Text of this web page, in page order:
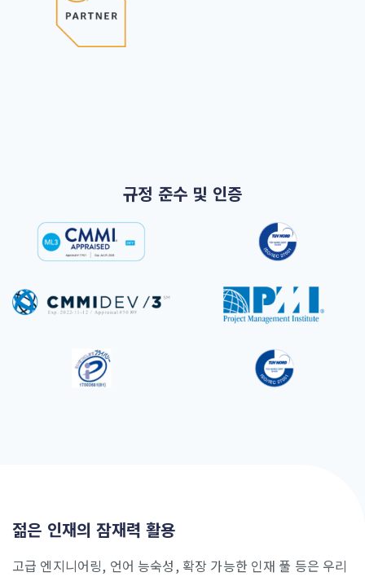
규정 준수 및 인증
젊은 인재의 잠재력 활용
고급 엔지니어링, 언어 능숙성, 확장 가능한 인재 풀 등은 우리